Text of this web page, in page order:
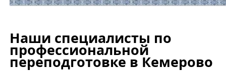
Наши специалисты по
профессиональной
переподготовке в Кемерово